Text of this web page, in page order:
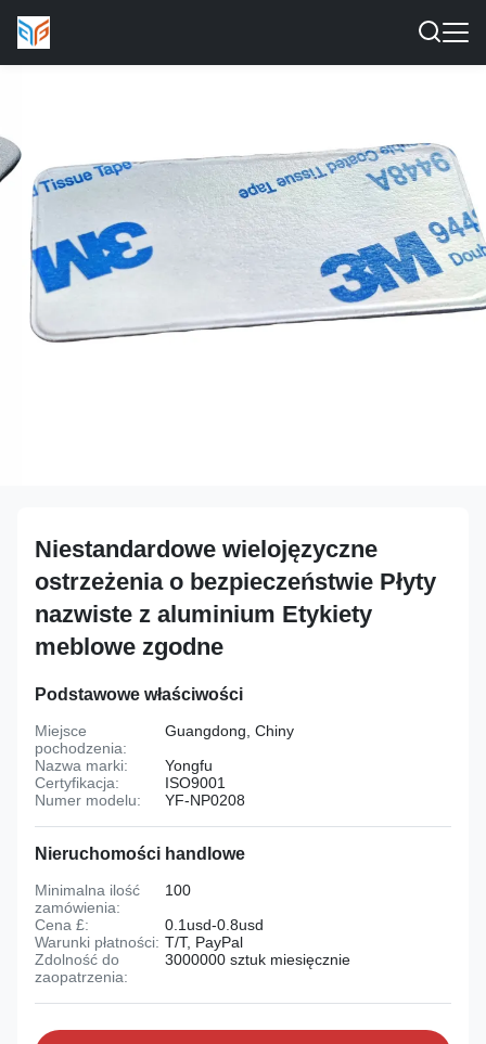
Niestandardowe wielojęzyczne
ostrzeżenia o bezpieczeństwie Płyty
nazwiste z aluminium Etykiety
meblowe zgodne
Podstawowe właściwości
Miejsce
pochodzenia:
Guangdong, Chiny
Nazwa marki:
Yongfu
Certyfikacja:
ISO9001
Numer modelu:
YF-NP0208
Nieruchomości handlowe
Minimalna ilość
zamówienia:
100
Cena £:
0.1usd-0.8usd
Warunki płatności: T/T, PayPal
Zdolność do
zaopatrzenia:
3000000 sztuk miesięcznie